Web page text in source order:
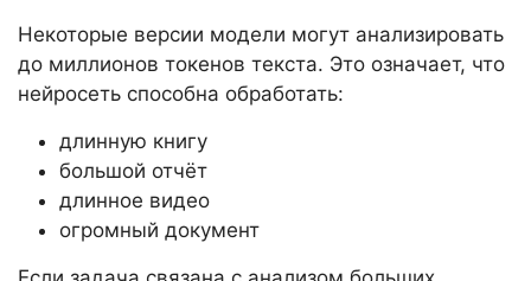
Некоторые версии модели могут анализировать
до миллионов токенов текста. Это означает, что
нейросеть способна обработать:
длинную книгу
большой отчёт
длинное видео
огромный документ